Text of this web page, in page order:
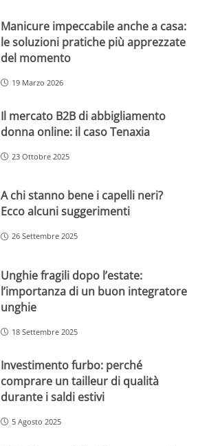
Manicure impeccabile anche a casa:
le soluzioni pratiche più apprezzate
del momento
19 Marzo 2026
Il mercato B2B di abbigliamento
donna online: il caso Tenaxia
23 Ottobre 2025
A chi stanno bene i capelli neri?
Ecco alcuni suggerimenti
26 Settembre 2025
Unghie fragili dopo l’estate:
l’importanza di un buon integratore
unghie
18 Settembre 2025
Investimento furbo: perché
comprare un tailleur di qualità
durante i saldi estivi
5 Agosto 2025